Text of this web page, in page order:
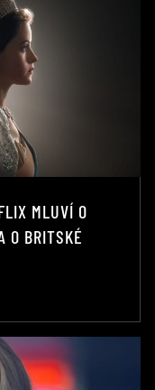
MLUVÍ O
O BRITSKÉ